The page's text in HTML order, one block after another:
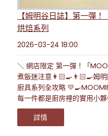
【姆明谷日誌】第一彈
烘焙系列
2026-03-24 18:00
＼ 網店限定 第一彈！「
煮飯迷注意👩🏻‍🍳👨🏻‍🍳姆
廚具系列全攻略
每一件都是廚房裡的實用小夥
詳情